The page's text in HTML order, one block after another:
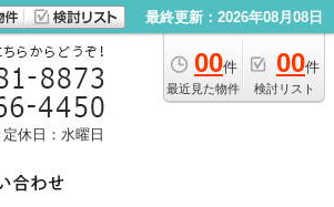
最終更新：2026年08月08日
00件
最近見た物件
00件
検討リスト
定休日：水曜日